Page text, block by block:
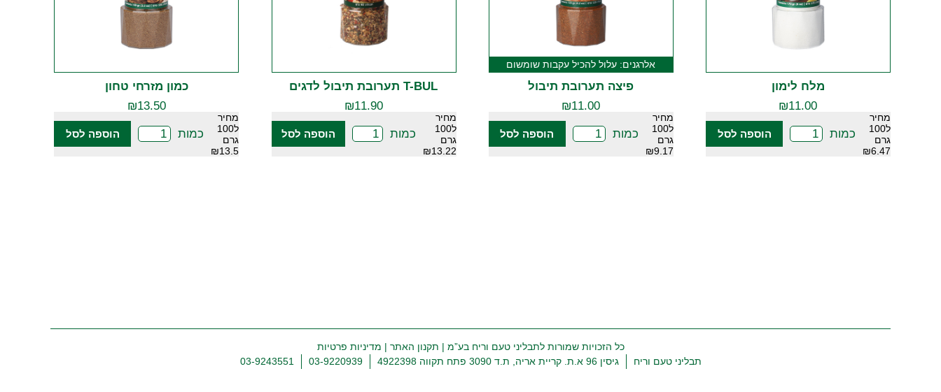
מלח לימון
₪11.00
מחיר
ל100
גרם
₪6.47
כמות הוספה לסל
אלרגנים: עלול להכיל עקבות שומשום
פיצה תערובת תיבול
₪11.00
מחיר
ל100
גרם
₪9.17
כמות הוספה לסל
T-BUL תערובת תיבול לדגים
₪11.90
מחיר
ל100
גרם
₪13.22
כמות הוספה לסל
כמון מזרחי טחון
₪13.50
מחיר
ל100
גרם
₪13.5
כמות הוספה לסל
כל הזכויות שמורות לתבליני טעם וריח בע”מ | תקנון האתר | מדיניות פרטיות
תבליני טעם וריח
גיסין 96 א.ת. קריית אריה, ת.ד 3090 פתח תקווה 4922398 03-9220939
03-9243551